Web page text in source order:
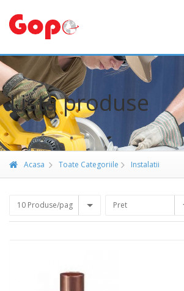
Lista produse
Acasa Toate Categoriile Instalatii
10 Produse/pag Pret